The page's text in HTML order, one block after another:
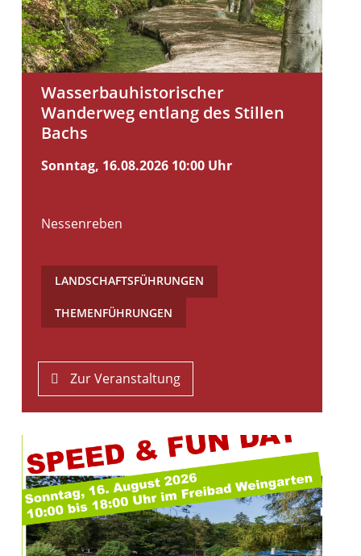
Wasserbauhistorischer
Wanderweg entlang des Stillen
Bachs
Sonntag, 16.08.2026 10:00 Uhr
Nessenreben
LANDSCHAFTSFÜHRUNGEN
THEMENFÜHRUNGEN
Zur Veranstaltung